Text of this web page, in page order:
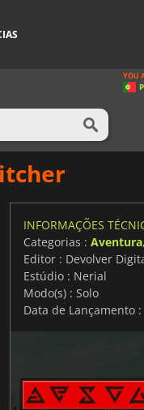
YOU
INFORMAÇÕES
Categorias : Aventura,
Editor : Devolver
Estúdio : Nerial
Modo(s) : Solo
Data de Lançamento